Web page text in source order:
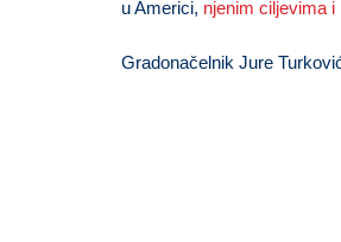
u Americi, njenim ciljevima i
Gradonačelnik Jure